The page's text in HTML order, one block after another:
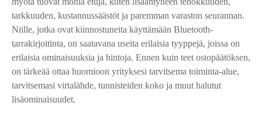
tarkkuuden, kustannussäästöt ja paremman varaston seurannan.
Niille, jotka ovat kiinnostuneita käyttämään Bluetooth-
tarrakirjoitinta, on saatavana useita erilaisia ​​​​tyyppejä, joissa on
erilaisia ​​ominaisuuksia ja hintoja. Ennen kuin teet ostopäätöksen,
on tärkeää ottaa huomioon yrityksesi tarvitsema toiminta-alue,
tarvitsemasi virtalähde, tunnisteiden koko ja muut halutut
lisäominaisuudet.